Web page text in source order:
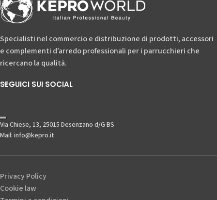
Specialisti nel commercio e distribuzione di prodotti, accessori
e complementi d’arredo professionali per i parrucchieri che
ricercano la qualità.
SEGUICI SUI SOCIAL
Via Chiese, 13, 25015 Desenzano d/G BS
Mail: info@kepro.it
Privacy Policy
Cookie law